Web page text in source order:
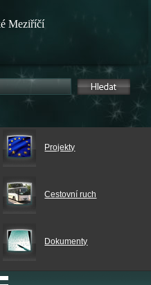
Meziříčí
Projekty
Cestovní ruch
Dokumenty